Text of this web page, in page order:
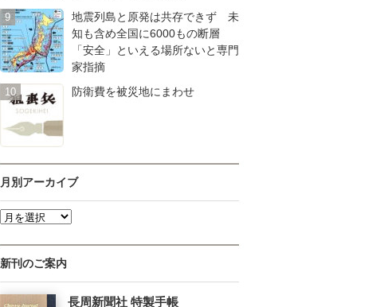
地震列島と原発は共存できず 未
知も含め全国に6000もの断層
「安全」といえる場所ないと専門
家指摘
防衛費を被災地にまわせ
月別アーカイブ
新刊のご案内
長周新聞社 特製手帳